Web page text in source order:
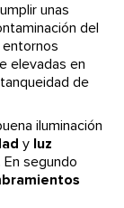
unas
del
entornos
elevadas en
de
iluminación
y luz
segundo